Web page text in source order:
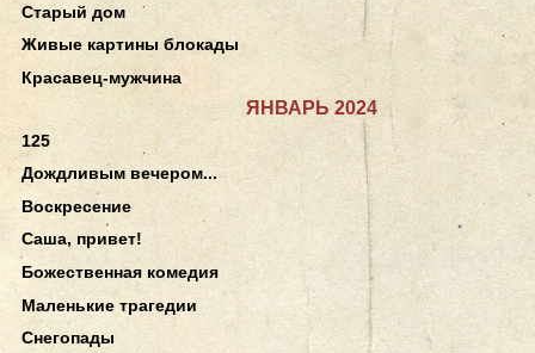
Старый дом
Живые картины блокады
Красавец-мужчина
ЯНВАРЬ 2024
125
Дождливым вечером...
Воскресение
Саша, привет!
Божественная комедия
Маленькие трагедии
Снегопады